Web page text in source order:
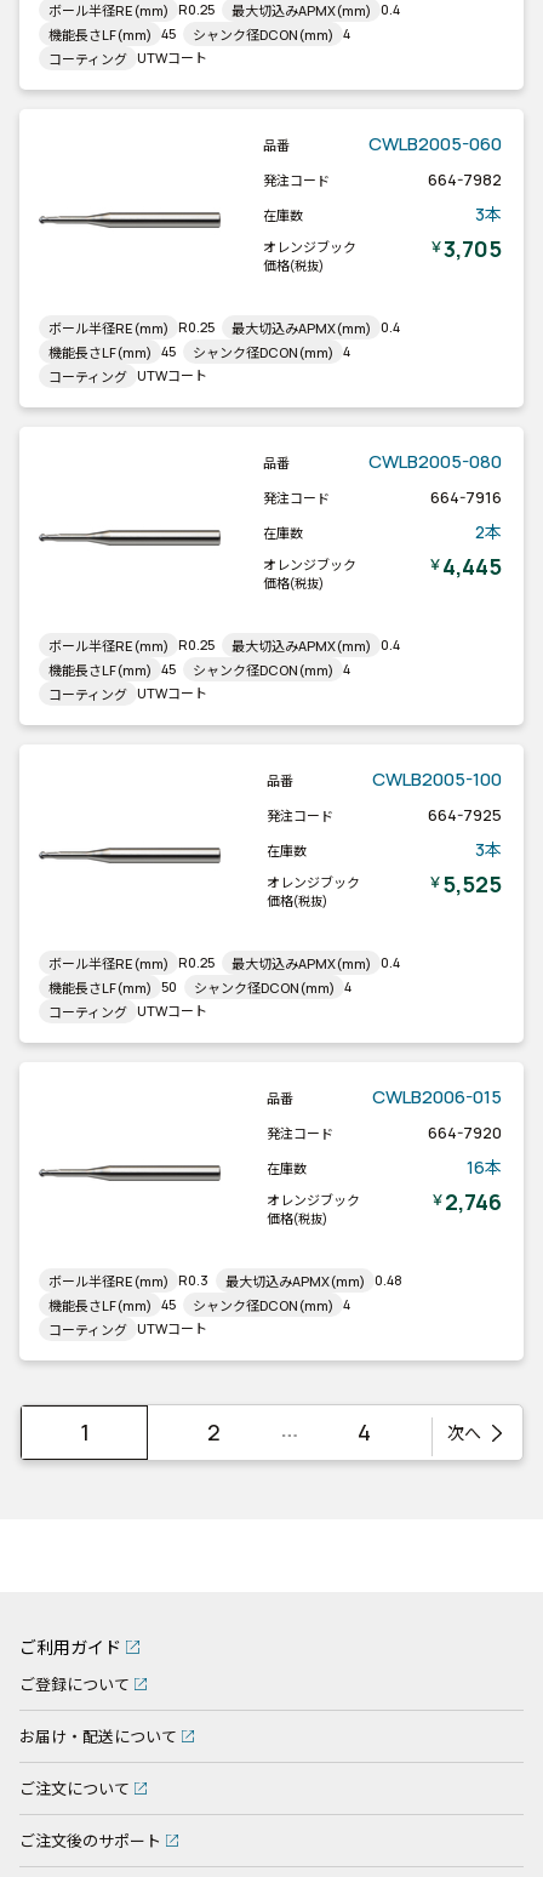
ボール半径RE(mm) R0.25 最大切込みAPMX(mm) 0.4
機能長さLF(mm) 45 シャンク径DCON(mm) 4
コーティング UTWコート
品番 CWLB2005-060
発注コード 664-7982
在庫数 3本
オレンジブック
価格(税抜)
￥3,705
ボール半径RE(mm) R0.25 最大切込みAPMX(mm) 0.4
機能長さLF(mm) 45 シャンク径DCON(mm) 4
コーティング UTWコート
品番 CWLB2005-080
発注コード 664-7916
在庫数 2本
オレンジブック
価格(税抜)
￥4,445
ボール半径RE(mm) R0.25 最大切込みAPMX(mm) 0.4
機能長さLF(mm) 45 シャンク径DCON(mm) 4
コーティング UTWコート
品番 CWLB2005-100
発注コード 664-7925
在庫数 3本
オレンジブック
価格(税抜)
￥5,525
ボール半径RE(mm) R0.25 最大切込みAPMX(mm) 0.4
機能長さLF(mm) 50 シャンク径DCON(mm) 4
コーティング UTWコート
品番 CWLB2006-015
発注コード 664-7920
在庫数 16本
オレンジブック
価格(税抜)
￥2,746
ボール半径RE(mm) R0.3 最大切込みAPMX(mm) 0.48
機能長さLF(mm) 45 シャンク径DCON(mm) 4
コーティング UTWコート
1 2 … 4 次へ
ご利用ガイド
ご登録について
お届け・配送について
ご注文について
ご注文後のサポート